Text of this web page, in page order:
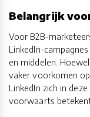
Belangrijk
Voor B2B-
LinkedIn-
en middelen.
vaker voorkomen
LinkedIn zich in
voorwaarts